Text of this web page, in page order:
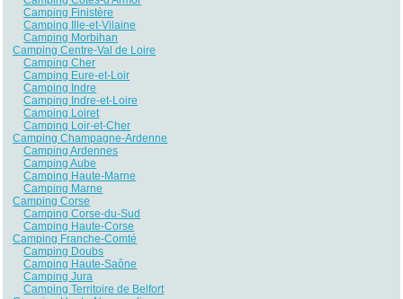
Camping Finistère
Camping Ille-et-Vilaine
Camping Morbihan
Camping Centre-Val de Loire
Camping Cher
Camping Eure-et-Loir
Camping Indre
Camping Indre-et-Loire
Camping Loiret
Camping Loir-et-Cher
Camping Champagne-Ardenne
Camping Ardennes
Camping Aube
Camping Haute-Marne
Camping Marne
Camping Corse
Camping Corse-du-Sud
Camping Haute-Corse
Camping Franche-Comté
Camping Doubs
Camping Haute-Saône
Camping Jura
Camping Territoire de Belfort